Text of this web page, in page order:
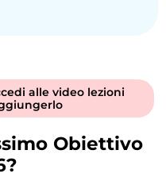
alle video lezioni
Obiettivo